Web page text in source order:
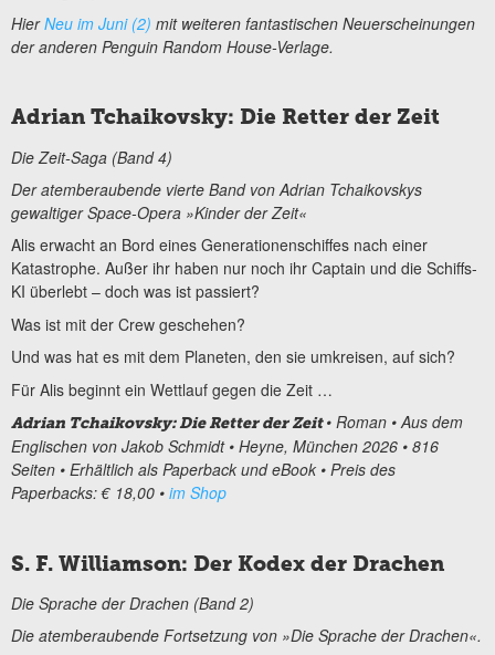
HierNeu im Juni (2) mit weiteren fantastischen Neuerscheinungen
der anderen Penguin Random House-Verlage.
Adrian Tchaikovsky: Die Retter der Zeit
Die Zeit-Saga (Band 4)
Der atemberaubende vierte Band von Adrian Tchaikovskys
gewaltiger Space-Opera »Kinder der Zeit«
Alis erwacht an Bord eines Generationenschiffes nach einer
Katastrophe. Außer ihr haben nur noch ihr Captain und die Schiffs-
KI überlebt – doch was ist passiert?
Was ist mit der Crew geschehen?
Und was hat es mit dem Planeten, den sie umkreisen, auf sich?
Für Alis beginnt ein Wettlauf gegen die Zeit …
Adrian Tchaikovsky: Die Retter der Zeit• Roman • Aus dem
Englischen von Jakob Schmidt • Heyne, München 2026 • 816
Seiten • Erhältlich als Paperback und eBook • Preis des
Paperbacks: € 18,00 • im Shop
S. F. Williamson: Der Kodex der Drachen
Die Sprache der Drachen (Band 2)
Die atemberaubende Fortsetzung von »Die Sprache der Drachen«.